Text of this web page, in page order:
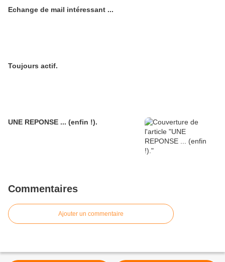
Echange de mail intéressant ...
Toujours actif.
UNE REPONSE ... (enfin !).
Commentaires
Ajouter un commentaire